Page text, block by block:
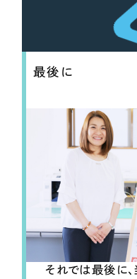
最後に
それでは最後に